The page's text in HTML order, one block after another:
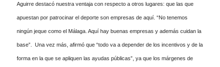
Aguirre destacó nuestra ventaja con respecto a otros lugares: que las que
apuestan por patrocinar el deporte son empresas de aquí. “No tenemos
ningún jeque como el Málaga. Aquí hay buenas empresas y además cuidan la
base”. Una vez más, afirmó que “todo va a depender de los incentivos y de la
forma en la que se apliquen las ayudas públicas”, ya que los márgenes de